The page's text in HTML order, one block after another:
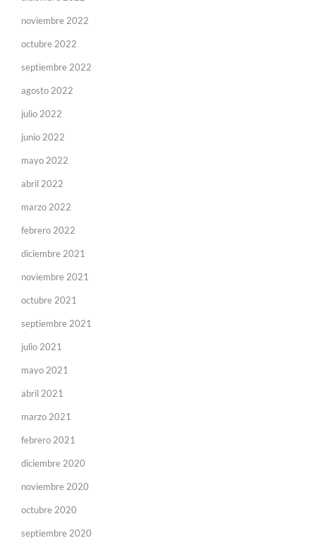
noviembre 2022
octubre 2022
septiembre 2022
agosto 2022
julio 2022
junio 2022
mayo 2022
abril 2022
marzo 2022
febrero 2022
diciembre 2021
noviembre 2021
octubre 2021
septiembre 2021
julio 2021
mayo 2021
abril 2021
marzo 2021
febrero 2021
diciembre 2020
noviembre 2020
octubre 2020
septiembre 2020